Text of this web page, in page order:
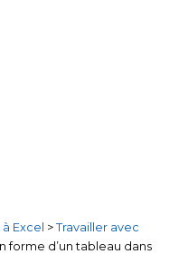
Excel > Travailler avec
forme d’un tableau dans